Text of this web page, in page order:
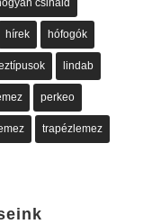
csináld
hírek hófogók
lindab
perkeo
trapézlemez